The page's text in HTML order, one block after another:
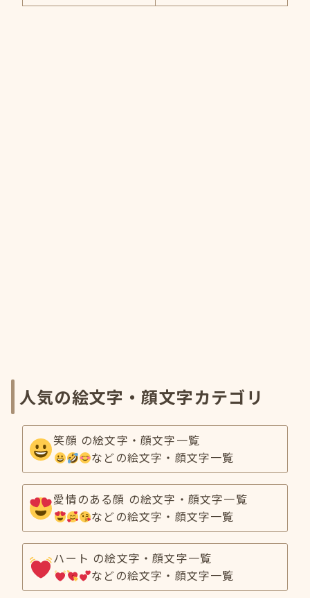
人気の絵文字・顔文字カテゴリ
笑顔 の絵文字・顔文字一覧
などの絵文字・顔文字一覧
愛情のある顔 の絵文字・顔文字一覧
などの絵文字・顔文字一覧
ハート の絵文字・顔文字一覧
などの絵文字・顔文字一覧